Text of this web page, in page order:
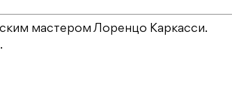
мастером Лоренцо Каркасси.